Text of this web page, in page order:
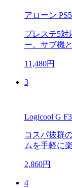
アローン
プレステ5対
ー。サブ機
11,480円
3
Logicool G
コスパ抜群
ムを手軽に
2,860円
4